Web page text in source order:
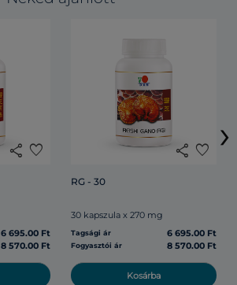
share favorite
6 695.00 Ft
8 570.00 Ft
share favorite
RG - 30
30 kapszula x 270 mg
Tagsági ár 6 695.00 Ft
Fogyasztói ár 8 570.00 Ft
Kosárba
›